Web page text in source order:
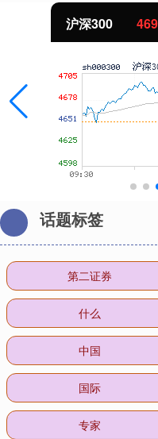
北证50
话题标签
第二证券
什么
中国
国际
专家